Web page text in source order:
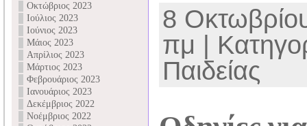
Οκτώβριος 2023
Ιούλιος 2023
Ιούνιος 2023
Μάιος 2023
Απρίλιος 2023
Μάρτιος 2023
Φεβρουάριος 2023
Ιανουάριος 2023
Δεκέμβριος 2022
Νοέμβριος 2022
8
πμ |
Παιδείας